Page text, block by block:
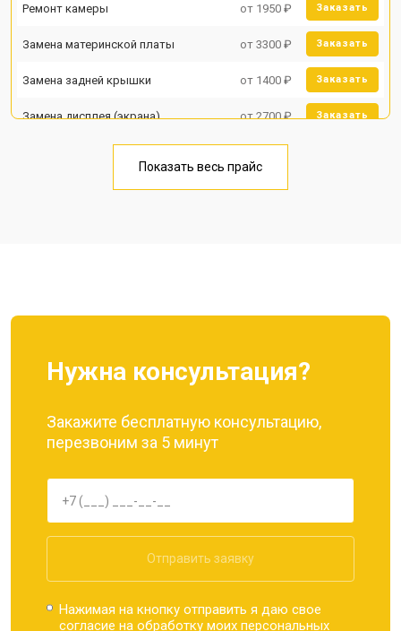
Ремонт камеры от 1950 ₽ Заказать
Замена материнской платы от 3300 ₽ Заказать
Замена задней крышки от 1400 ₽ Заказать
Замена дисплея (экрана) от 2700 ₽ Заказать
Замена кнопки включения от 1750 ₽
Показать весь прайс
Нужна консультация?
Закажите бесплатную консультацию,
перезвоним за 5 минут
Отправить заявку
Нажимая на кнопку отправить я даю свое
согласие на обработку моихперсональных